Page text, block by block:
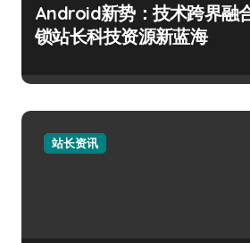
Android新势：技术跨界融
锁站长科技资源新蓝海
站长资讯